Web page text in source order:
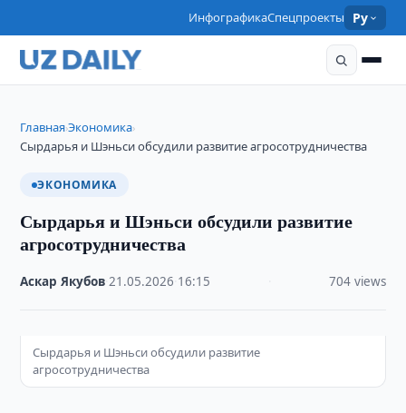
ИнфографикаСпецпроекты Ру
Главная›Экономика›
Сырдарья и Шэньси обсудили развитие агросотрудничества
ЭКОНОМИКА
Сырдарья и Шэньси обсудили развитие
агросотрудничества
Аскар Якубов ·21.05.2026 16:15 704 views
Сырдарья и Шэньси обсудили развитие
агросотрудничества